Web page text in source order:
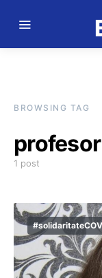
BROWSING TAG
1 post